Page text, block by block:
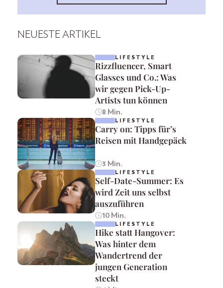
NEUESTE ARTIKEL
LIFESTYLE
Rizzfluencer, Smart
Glasses und Co.: Was
wir gegen Pick-Up-
Artists tun können
8 Min.
LIFESTYLE
Carry on: Tipps für’s
Reisen mit Handgepäck
3 Min.
LIFESTYLE
Self-Date-Summer: Es
wird Zeit uns selbst
auszuführen
10 Min.
LIFESTYLE
Hike statt Hangover:
Was hinter dem
Wandertrend der
jungen Generation
steckt